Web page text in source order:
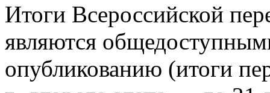
Итоги Всероссийской
являются
опубликованию (итоги